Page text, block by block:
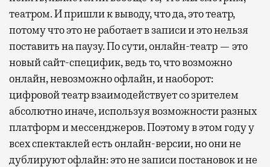
театром. И пришли к выводу, что да, это театр,
потому что это не работает в записи и это нельзя
поставить на паузу. По сути, онлайн-театр — это
новый сайт-специфик, ведь то, что возможно
онлайн, невозможно офлайн, и наоборот:
цифровой театр взаимодействует со зрителем
абсолютно иначе, используя возможности разных
платформ и мессенджеров. Поэтому в этом году у
всех спектаклей есть онлайн-версии, но они не
дублируют офлайн: это не записи постановок и не